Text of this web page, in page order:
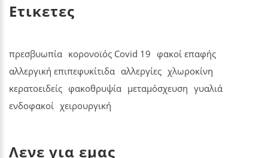
Ετικετες
πρεσβυωπία κορονοϊός Covid 19 φακοί επαφής
αλλεργική επιπεφυκίτιδα αλλεργίες χλωροκίνη
κερατοειδείς φακοθρυψία μεταμόσχευση γυαλιά
ενδοφακοί χειρουργική
Λενε για εμας